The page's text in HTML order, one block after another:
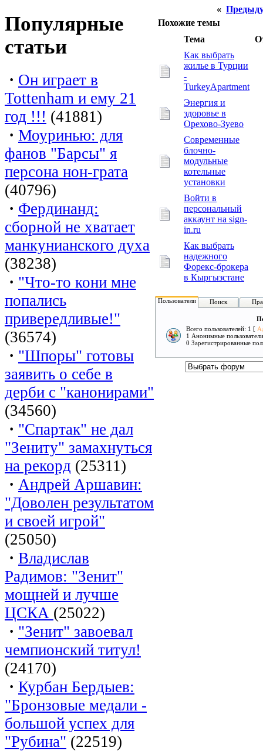
Популярные
статьи
· Он играет в
Tottenham и ему 21
год !!! (41881)
· Моуринью: для
фанов "Барсы" я
персона нон-грата
(40796)
· Фердинанд:
сборной не хватает
манкунианского духа
(38238)
· "Что-то кони мне
попались
привередливые!"
(36574)
· "Шпоры" готовы
заявить о себе в
дерби с "канонирами"
(34560)
· "Спартак" не дал
"Зениту" замахнуться
на рекорд (25311)
· Андрей Аршавин:
"Доволен результатом
и своей игрой"
(25050)
· Владислав
Радимов: "Зенит"
мощней и лучше
ЦСКА (25022)
· "Зенит" завоевал
чемпионский титул!
(24170)
· Курбан Бердыев:
"Бронзовые медали -
большой успех для
"Рубина" (22519)
«
Похожие темы
Тема
Как выбрать
жилье в Турции
-
TurkeyApartment
Энергия и
здоровье в
Орехово-Зуево
Современные
блочно-
модульные
котельные
установки
Войти в
персональный
аккаунт на sign-
in.ru
Как выбрать
надежного
Форекс-брокера
в Кыргызстане
Пользователи Поиск
Всего пользователей: 1 [
1 Анонимные пользователи
0 Зарегистрированные